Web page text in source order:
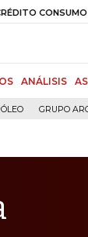
29,66%
ANÁLISIS
GRUPO